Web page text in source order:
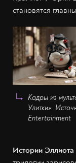
становятся
Кадры из
Улитки».
Entertainment
Истории Эллиота